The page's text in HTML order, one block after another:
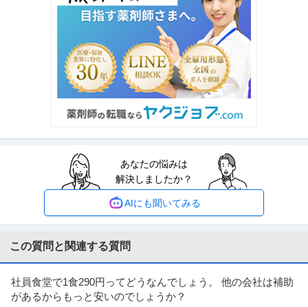
提供：ビズリーチ
法人営業 ／ 「コールセンター事業」BPOサービス 法人営業（東
株式会社U－NEXT HOLDINGS
自社サービス 研修あり リモートワーク
年収500万円〜800万円
【職種】営業＞法人営業 【業種】IT・インターネット＞ソフトウエア ※会員
属性などに応じ、当該求人…続きを見る
法人営業 ／ 「お酒の総合商社」営業スタッフ／ワイン・ウイスキ
ーをはじめとするさまざまな酒類の卸営業もしくはアシスタント
株式会社リカマンホールディングス
産休・育休実績あり
【職種】営業＞法人営業 【業種】メーカー＞食品・飲料 ※会員属性などに応
じ、当該求人をビズリーチ上…続きを見る
個人営業 ／ 「未経験歓迎」リゾートクラブ会員権営業
株式会社ジャパン・トータル・クラブ
正社員 未経験OK 上場企業
あなたの悩みは
解決しましたか？
AIにも聞いてみる
この質問と関連する質問
社員食堂で1食290円ってどうなんでしょう。 他の会社は補助
があるからもっと安いのでしょうか？